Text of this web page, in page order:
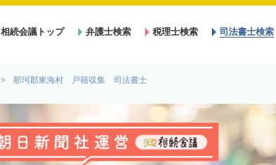
相続会議トップ 弁護士検索 税理士検索 司法書士検索
那珂郡東海村 戸籍収集 司法書士